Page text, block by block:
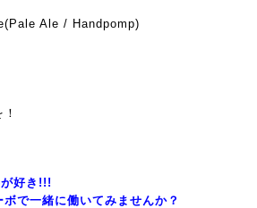
Ale / Handpomp)
好き!!!
で一緒に働いてみませんか？